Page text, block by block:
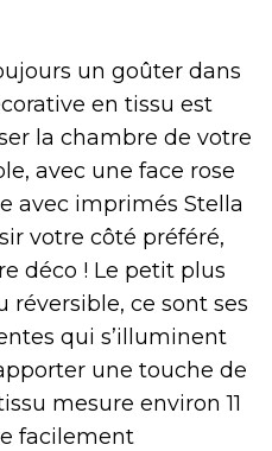
un goûter dans
en tissu est
la chambre de votre
avec une face rose
avec imprimés Stella
votre côté préféré,
déco ! Le petit plus
réversible, ce sont ses
qui s’illuminent
une touche de
mesure environ 11
facilement